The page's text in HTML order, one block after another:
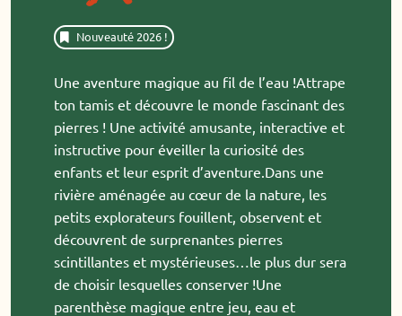
Nouveauté 2026 !
Une aventure magique au fil de l’eau !Attrape
ton tamis et découvre le monde fascinant des
pierres ! Une activité amusante, interactive et
instructive pour éveiller la curiosité des
enfants et leur esprit d’aventure.Dans une
rivière aménagée au cœur de la nature, les
petits explorateurs fouillent, observent et
découvrent de surprenantes pierres
scintillantes et mystérieuses…le plus dur sera
de choisir lesquelles conserver !Une
parenthèse magique entre jeu, eau et